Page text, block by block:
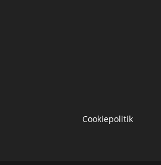
Cookiepolitik